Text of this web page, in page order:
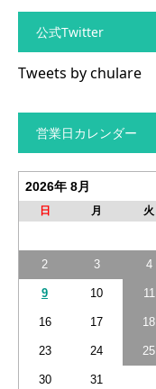
公式Twitter
Tweets by chulare
営業日カレンダー
2026年 8月
日 月 火
2 3 4
9 10 11
16 17 18
23 24 25
30 31